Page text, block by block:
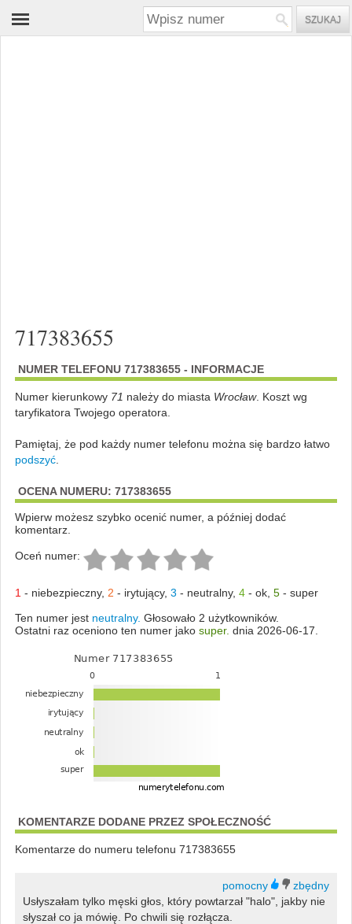
717383655
NUMER TELEFONU 717383655 - INFORMACJE
Numer kierunkowy 71 należy do miasta Wrocław. Koszt wg
taryfikatora Twojego operatora.
Pamiętaj, że pod każdy numer telefonu można się bardzo łatwo
podszyć.
OCENA NUMERU: 717383655
Wpierw możesz szybko ocenić numer, a później dodać
komentarz.
Oceń numer:
1 - niebezpieczny, 2 - irytujący, 3 - neutralny, 4- ok, 5- super
Ten numer jest neutralny. Głosowało 2 użytkowników.
Ostatni raz oceniono ten numer jako super. dnia 2026-06-17.
KOMENTARZE DODANE PRZEZ SPOŁECZNOŚĆ
Komentarze do numeru telefonu 717383655
Usłyszałam tylko męski głos, który powtarzał "halo", jakby nie
słyszał co ja mówię. Po chwili się rozłącza.